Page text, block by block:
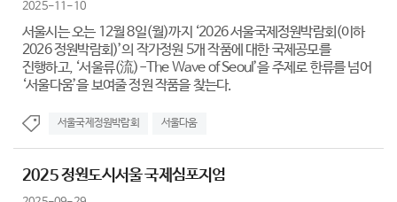
2025-11-10
서울시는 오는 12월 8일(월)까지 ‘2026 서울국제정원박람회(이하
2026 정원박람회)’의 작가정원 5개 작품에 대한 국제공모를
진행하고, ‘서울류(流)-The Wave of Seoul’을 주제로 한류를 넘어
‘서울다움’을 보여줄 정원 작품을 찾는다.
서울국제정원박람회 서울다움
2025 정원도시서울 국제심포지엄